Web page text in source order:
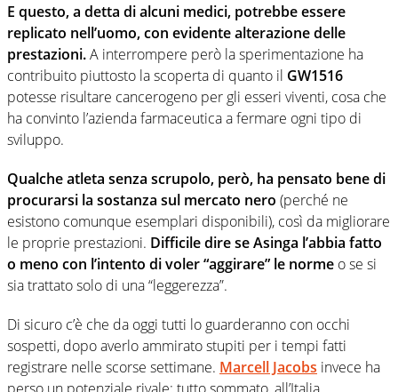
E questo, a detta di alcuni medici, potrebbe essere
replicato nell’uomo, con evidente alterazione delle
prestazioni.A interrompere però la sperimentazione ha
contribuito piuttosto la scoperta di quanto il GW1516
potesse risultare cancerogeno per gli esseri viventi, cosa che
ha convinto l’azienda farmaceutica a fermare ogni tipo di
sviluppo.
Qualche atleta senza scrupolo, però, ha pensato bene di
procurarsi la sostanza sul mercato nero (perché ne
esistono comunque esemplari disponibili), così da migliorare
le proprie prestazioni. Difficile dire se Asinga l’abbia fatto
o meno con l’intento di voler “aggirare” le norme o se si
sia trattato solo di una “leggerezza”.
Di sicuro c’è che da oggi tutti lo guarderanno con occhi
sospetti, dopo averlo ammirato stupiti per i tempi fatti
registrare nelle scorse settimane. Marcell Jacobs invece ha